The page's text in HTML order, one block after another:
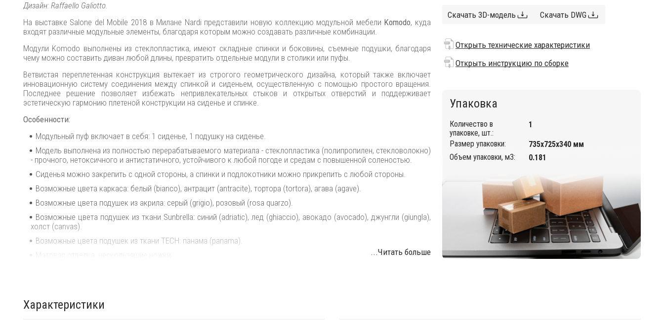
Дизайн: Raffaello Galiotto.
На выставке Salone del Mobile 2018 в Милане Nardi представили новую коллекцию модульной мебели Komodo, куда
входят различные модульные элементы, благодаря которым можно создавать различные комбинации.
Модули Komodo выполнены из стеклопластика, имеют складные спинки и боковины, съемные подушки, благодаря
чему можно составить диван любой длины, превратить отдельные модули в столики или пуфы.
Ветвистая переплетенная конструкция вытекает из строгого геометрического дизайна, который также включает
инновационную систему соединения между спинкой и сиденьем, осуществленную с помощью простого вращения.
Последнее решение позволяет избежать непривлекательных стыков и открытых отверстий и поддерживает
эстетическую гармонию плетеной конструкции на сиденье и спинке.
Особенности:
Модульный пуф включает в себя: 1 сиденье, 1 подушку на сиденье.
Модель выполнена из полностью перерабатываемого материала - стеклопластика (полипропилен, стекловолокно)
- прочного, нетоксичного и антистатичного, устойчивого к любой погоде и средам с повышенной соленостью.
Сиденья можно закрепить с одной стороны, а спинки и подлокотники можно прикрепить с любой стороны.
Возможные цвета каркаса: белый (bianco), антрацит (antracite), тортора (tortora), агава (agave).
Возможные цвета подушек из акрила: серый (grigio), розовый (rosa quarzo).
Возможные цвета подушек из ткани Sunbrella: синий (adriatic), лед (ghiaccio), авокадо (avocado), джунгли (giungla),
холст (canvas).
Возможные цвета подушек из ткани TECH: панама (panama).
Матовая отделка, нескользящие ножки.
Открыть инструкцию по сборке
...Читать больше
Скачать 3D-модель Скачать DWG
Открыть технические характеристики
Открыть инструкцию по сборке
Упаковка
Количество в
упаковке, шт.:
1
Размер упаковки:
735х725х340 мм
Объем упаковки, м3:
0.181
Характеристики